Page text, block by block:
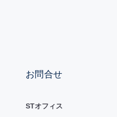
お問合せ
STオフィス